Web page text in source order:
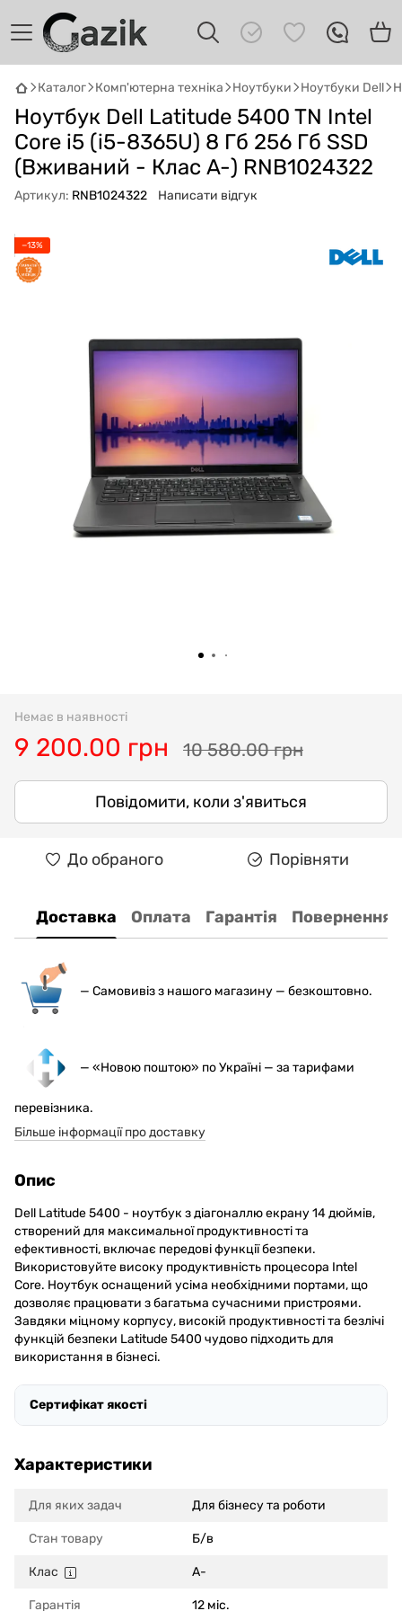
Каталог Комп'ютерна техніка Ноутбуки Ноутбуки Dell
Ноутбук Dell Latitude 5400 TN Intel
Core i5 (i5-8365U) 8 Гб 256 Гб SSD
(Вживаний - Клас A-) RNB1024322
Артикул: RNB1024322 Написати відгук
−13%
Немає в наявності
9 200.00 грн 10 580.00 грн
Повідомити, коли з'явиться
До обраного Порівняти
Доставка Оплата Гарантія Повернення
— Самовивіз з нашого магазину — безкоштовно.
— «Новою поштою» по Україні — за тарифами
перевізника.
Більше інформації про доставку
Опис
Dell Latitude 5400 - ноутбук з діагоналлю екрану 14 дюймів,
створений для максимальної продуктивності та
ефективності, включає передові функції безпеки.
Використовуйте високу продуктивність процесора Intel
Core. Ноутбук оснащений усіма необхідними портами, що
дозволяє працювати з багатьма сучасними пристроями.
Завдяки міцному корпусу, високій продуктивності та безлічі
функцій безпеки Latitude 5400 чудово підходить для
використання в бізнесі.
Сертифікат якості
Характеристики
Для яких задач Для бізнесу та роботи
Стан товару Б/в
Клас A-
Гарантія 12 міс.
GAZIK AI
Онлайн · пошук техніки
Привіт! 👋 Я Gazik AI — допоможу
підібрати вживану комп'ютерну техніку.